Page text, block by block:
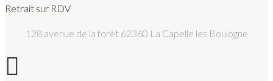
Retrait sur RDV
128 avenue de la forêt 62360 La Capelle les Boulogne
